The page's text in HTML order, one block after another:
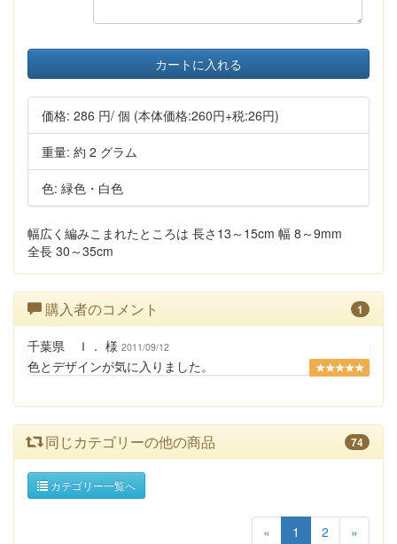
カートに入れる
価格: 286 円/ 個 (本体価格:260円+税:26円)
重量: 約 2 グラム
色: 緑色・白色
幅広く編みこまれたところは 長さ13～15cm 幅 8～9mm
全長 30～35cm
購入者のコメント 1
千葉県 Ｉ． 様 2011/09/12
★★★★★
色とデザインが気に入りました。
同じカテゴリーの他の商品 74
カテゴリー一覧へ
« 1 2 »